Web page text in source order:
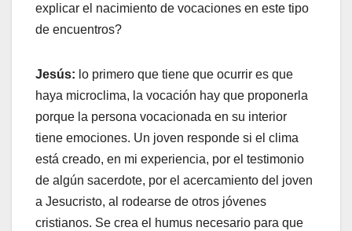
explicar el nacimiento de vocaciones en este tipo
de encuentros?
Jesús: lo primero que tiene que ocurrir es que
haya microclima, la vocación hay que proponerla
porque la persona vocacionada en su interior
tiene emociones. Un joven responde si el clima
está creado, en mi experiencia, por el testimonio
de algún sacerdote, por el acercamiento del joven
a Jesucristo, al rodearse de otros jóvenes
cristianos. Se crea el humus necesario para que